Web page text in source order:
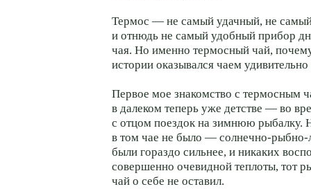
Термос — не самый удачный, не
и отнюдь не самый удобный прибор
чая. Но именно термосный чай,
истории оказывался чаем
Первое мое знакомство с термосным
в далеком теперь уже детстве — во
с отцом поездок на зимнюю рыбалку.
в том чае не было — солнечно-рыбно-
были гораздо сильнее, и никаких
совершенно очевидной теплоты, тот
чай о себе не оставил.